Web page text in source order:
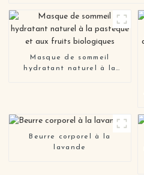
Masque de sommeil
hydratant naturel à la
Beurre corporel à la
lavande